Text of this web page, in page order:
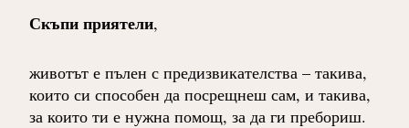
Скъпи приятели,
животът е пълен с предизвикателства – такива,
които си способен да посрещнеш сам, и такива,
за които ти е нужна помощ, за да ги пребориш.